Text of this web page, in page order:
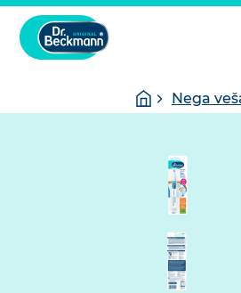
You
are
Homepage
Nega